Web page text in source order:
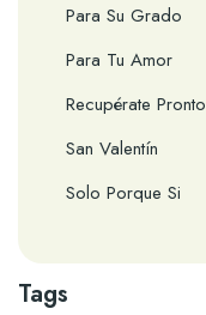
Para Su Grado
Para Tu Amor
Recupérate Pronto
San Valentín
Solo Porque Si
Tags